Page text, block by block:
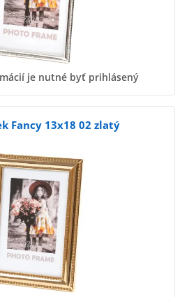
je nutné byť prihlásený
Fancy 13x18 02 zlatý